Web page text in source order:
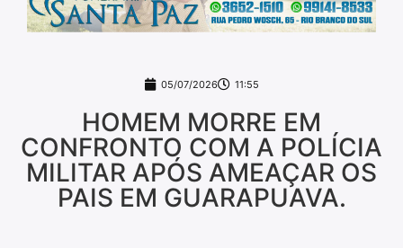
05/07/2026 11:55
HOMEM MORRE EM
CONFRONTO COM A POLÍCIA
MILITAR APÓS AMEAÇAR OS
PAIS EM GUARAPUAVA.